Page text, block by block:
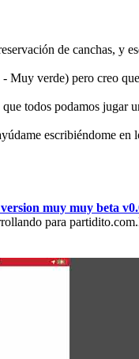
de canchas, y
Muy verde) pero creo
todos podamos jugar
escribiéndome
muy muy beta
para